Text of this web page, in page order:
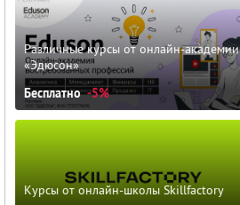
Различные курсы от онлайн-академии
«Эдюсон»
Бесплатно -5%
Курсы от онлайн-школы Skillfactory